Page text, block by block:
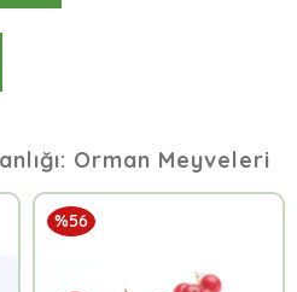
Orman Meyveleri
%56